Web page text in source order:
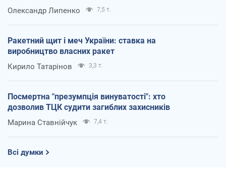
Олександр Липенко 7,5 т.
Ракетний щит і меч України: ставка на
виробництво власних ракет
Кирило Татарінов 3,3 т.
Посмертна "презумпція винуватості": хто
дозволив ТЦК судити загиблих захисників
Марина Ставнійчук 7,4 т.
Всі думки